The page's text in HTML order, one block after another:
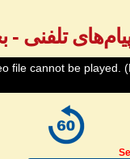
file cannot be played.